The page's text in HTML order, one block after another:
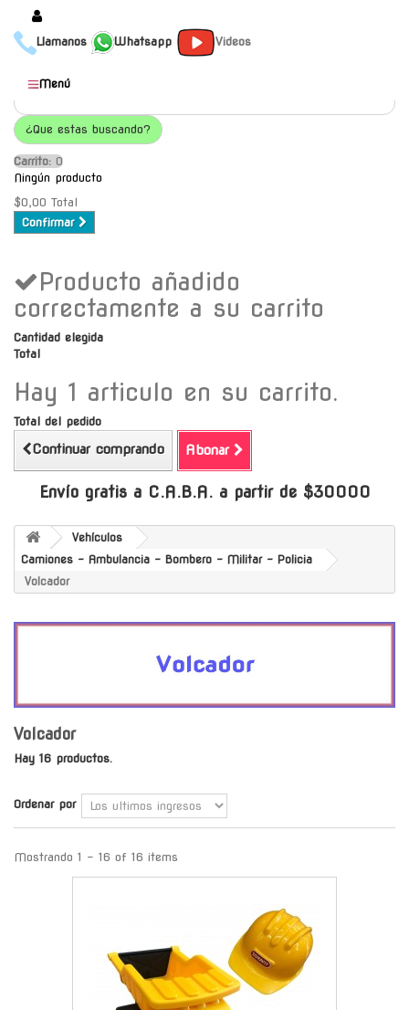
Llamanos Whatsapp Videos
Productos
Populares
Categorías
Marcas
Mayoristas
Contacto
Envío gratis a C.A.B.A. a
partir de $30000
Menú
¿Que estas buscando?
Carrito: O
Ningún producto
$0,00 Total
Confirmar
Producto añadido
correctamente a su carrito
Cantidad elegida
Total
Hay 1 articulo en su carrito.
Total del pedido
Continuar comprando Abonar
Envío gratis a C.A.B.A. a partir de $30000
Vehículos
Camiones - Ambulancia - Bombero - Militar - Policia
Volcador
Volcador
Hay 16 productos.
Ordenar por
Mostrando 1 - 16 of 16 items